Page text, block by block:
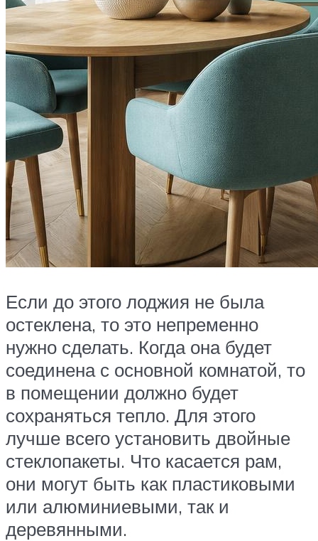
Если до этого лоджия не была
остеклена, то это непременно
нужно сделать. Когда она будет
соединена с основной комнатой, то
в помещении должно будет
сохраняться тепло. Для этого
лучше всего установить двойные
стеклопакеты. Что касается рам,
они могут быть как пластиковыми
или алюминиевыми, так и
деревянными.